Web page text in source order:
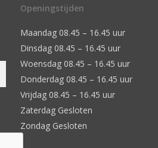
Openingstijden
Maandag 08.45 – 16.45 uur
Dinsdag 08.45 – 16.45 uur
Woensdag 08.45 – 16.45 uur
Donderdag 08.45 – 16.45 uur
Vrijdag 08.45 – 16.45 uur
Zaterdag Gesloten
Zondag Gesloten